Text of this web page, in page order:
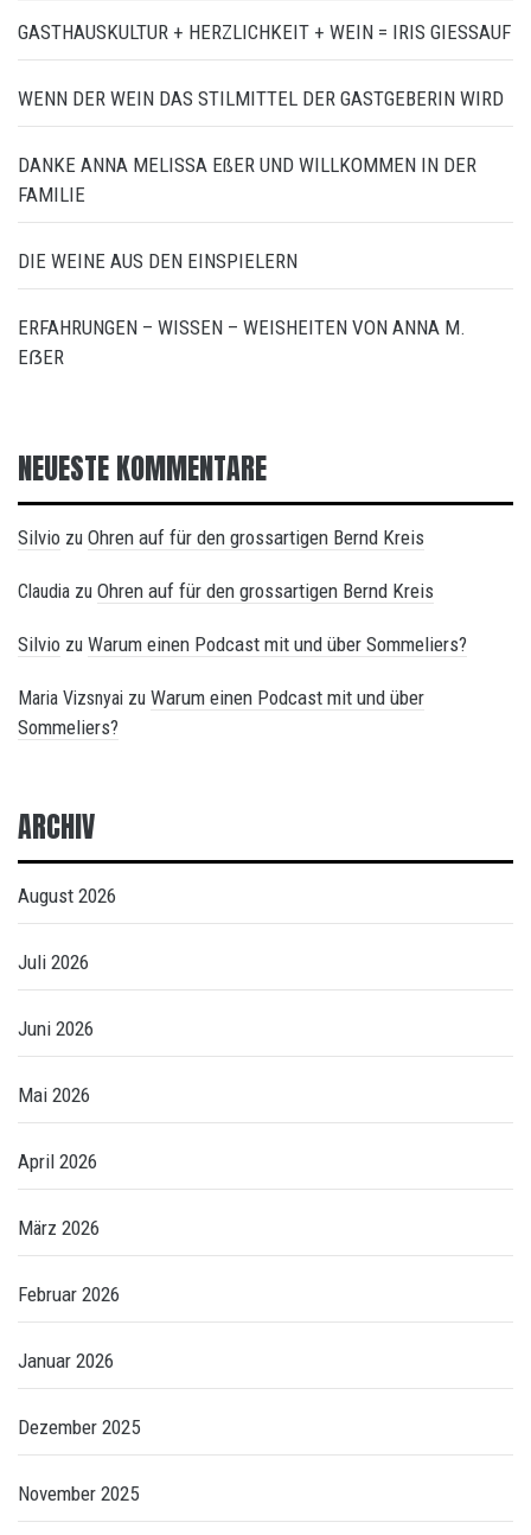
GASTHAUSKULTUR + HERZLICHKEIT + WEIN = IRIS GIESSAUF
WENN DER WEIN DAS STILMITTEL DER GASTGEBERIN WIRD
DANKE ANNA MELISSA EßER UND WILLKOMMEN IN DER
FAMILIE
DIE WEINE AUS DEN EINSPIELERN
ERFAHRUNGEN – WISSEN – WEISHEITEN VON ANNA M.
EẞER
NEUESTE KOMMENTARE
Silvio zu Ohren auf für den grossartigen Bernd Kreis
Claudia zu Ohren auf für den grossartigen Bernd Kreis
Silvio zu Warum einen Podcast mit und über Sommeliers?
Maria Vizsnyai zu Warum einen Podcast mit und über
Sommeliers?
ARCHIV
August 2026
Juli 2026
Juni 2026
Mai 2026
April 2026
März 2026
Februar 2026
Januar 2026
Dezember 2025
November 2025